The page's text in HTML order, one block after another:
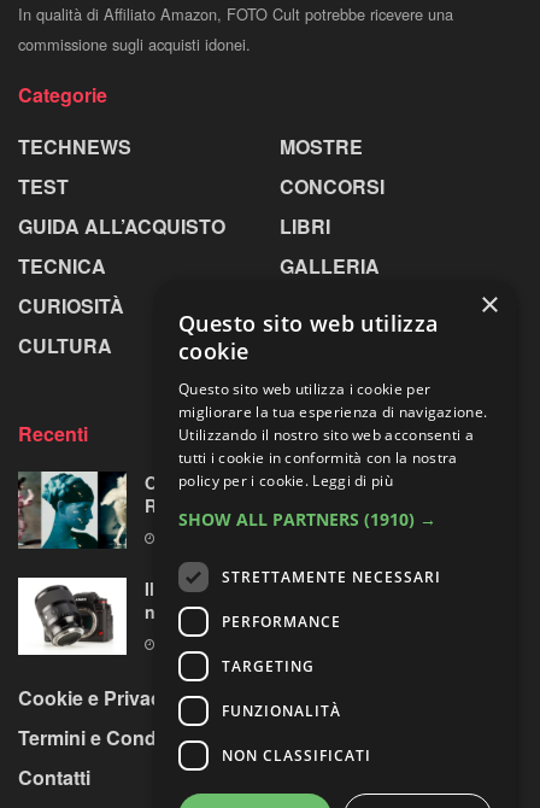
In qualità di Affiliato Amazon, FOTO Cult potrebbe ricevere una
commissione sugli acquisti idonei.
Categorie
TECHNEWS
TEST
GUIDA ALL’ACQUISTO
TECNICA
CURIOSITÀ
CULTURA
MOSTRE
CONCORSI
LIBRI
GALLERIA
Recenti
Omaggio al laboratorio alchemico di Paolo
Roversi
Il test del Sigma Art 35mm F1.4 DG II: una
nuova pietra miliare
Cookie e Privacy Policy
Termini e Condizioni
Contatti
×
Questo sito web utilizza
cookie
Questo sito web utilizza i cookie per
migliorare la tua esperienza di navigazione.
Utilizzando il nostro sito web acconsenti a
tutti i cookie in conformità con la nostra
policy per i cookie. Leggi di più
SHOW ALL PARTNERS (1910) →
STRETTAMENTE NECESSARI
PERFORMANCE
TARGETING
FUNZIONALITÀ
NON CLASSIFICATI